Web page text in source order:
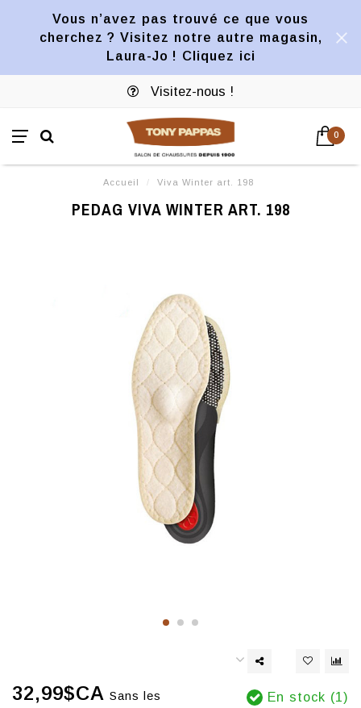
Vous n’avez pas trouvé ce que vous
cherchez ? Visitez notre autre magasin,
Laura-Jo ! Cliquez ici
Visitez-nous !
0
Accueil / Viva Winter art. 198
PEDAG VIVA WINTER ART. 198
32,99$CA Sans les
En stock (1)